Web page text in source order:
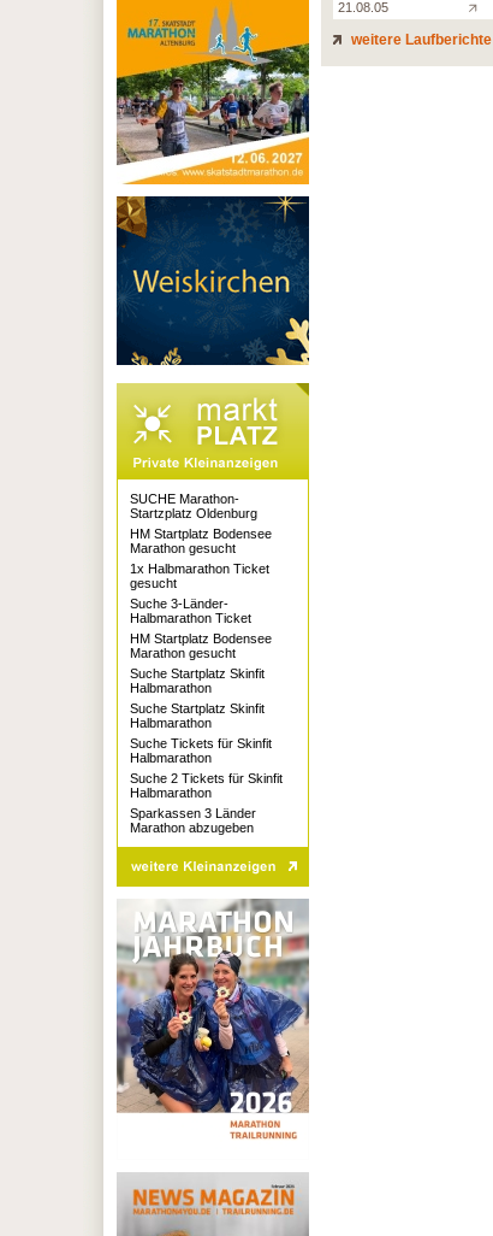
21.08.05
weitere Laufberichte
SUCHE Marathon-
Startzplatz Oldenburg
HM Startplatz Bodensee
Marathon gesucht
1x Halbmarathon Ticket
gesucht
Suche 3-Länder-
Halbmarathon Ticket
HM Startplatz Bodensee
Marathon gesucht
Suche Startplatz Skinfit
Halbmarathon
Suche Startplatz Skinfit
Halbmarathon
Suche Tickets für Skinfit
Halbmarathon
Suche 2 Tickets für Skinfit
Halbmarathon
Sparkassen 3 Länder
Marathon abzugeben